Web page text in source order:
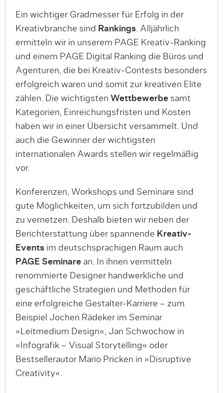
Ein wichtiger Gradmesser für Erfolg in der
Kreativbranche sind Rankings. Alljährlich
ermitteln wir in unserem PAGE Kreativ-Ranking
und einem PAGE Digital Ranking die Büros und
Agenturen, die bei Kreativ-Contests besonders
erfolgreich waren und somit zur kreativen Elite
zählen. Die wichtigsten Wettbewerbe samt
Kategorien, Einreichungsfristen und Kosten
haben wir in einer Übersicht versammelt. Und
auch die Gewinner der wichtigsten
internationalen Awards stellen wir regelmäßig
vor.
Konferenzen, Workshops und Seminare sind
gute Möglichkeiten, um sich fortzubilden und
zu vernetzen. Deshalb bieten wir neben der
Berichterstattung über spannende Kreativ-
Events im deutschsprachigen Raum auch
PAGE Seminare an. In ihnen vermitteln
renommierte Designer handwerkliche und
geschäftliche Strategien und Methoden für
eine erfolgreiche Gestalter-Karriere – zum
Beispiel Jochen Rädeker im Seminar
»Leitmedium Design«, Jan Schwochow in
»Infografik – Visual Storytelling« oder
Bestsellerautor Mario Pricken in »Disruptive
Creativity«.